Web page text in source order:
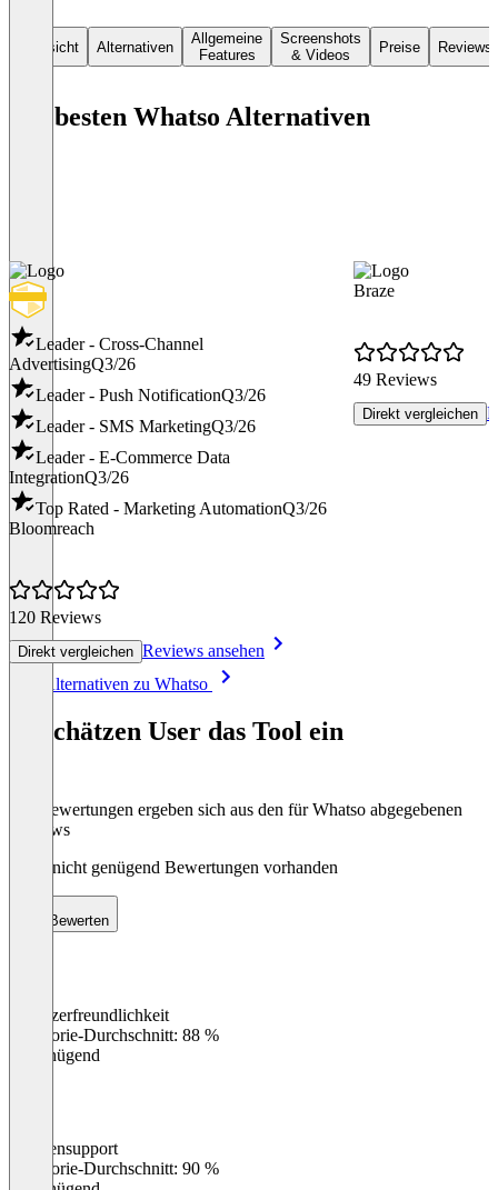
Übersicht Alternativen
Allgemeine
Features
Screenshots
& Videos
Preise Reviews
Die besten Whatso Alternativen
Leader - Cross-Channel
AdvertisingQ3/26
Leader - Push NotificationQ3/26
Leader - SMS MarketingQ3/26
Leader - E-Commerce Data
IntegrationQ3/26
Top Rated - Marketing AutomationQ3/26
Bloomreach
120 Reviews
Direkt vergleichen Reviews ansehen
Braze
49 Reviews
Direkt vergleichen
Alle Alternativen zu Whatso
So schätzen User das Tool ein
Die Bewertungen ergeben sich aus den für Whatso abgegebenen
Reviews
Noch nicht genügend Bewertungen vorhanden
Bewerten
Benutzerfreundlichkeit
Kategorie-Durchschnitt: 88 %
Ungenügend
Kundensupport
Kategorie-Durchschnitt: 90 %